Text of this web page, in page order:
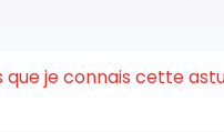
que je connais cette